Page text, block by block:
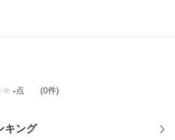
-点 (0件)
キング